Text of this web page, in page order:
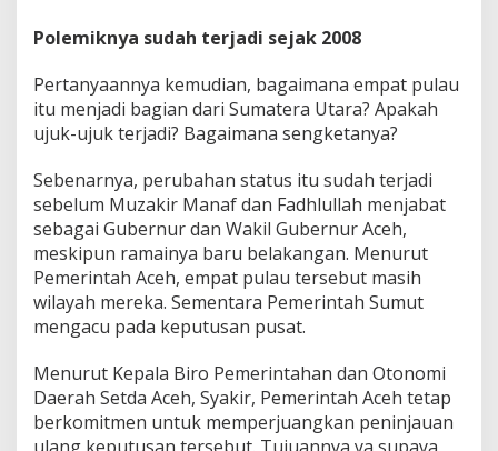
u
a
e
r
U
t
a
r
a
?
I
n
i
i
a
P
e
Polemiknya sudah terjadi sejak 2008
Pertanyaannya kemudian, bagaimana empat pulau
itu menjadi bagian dari Sumatera Utara? Apakah
ujuk-ujuk terjadi? Bagaimana sengketanya?
Sebenarnya, perubahan status itu sudah terjadi
sebelum Muzakir Manaf dan Fadhlullah menjabat
sebagai Gubernur dan Wakil Gubernur Aceh,
meskipun ramainya baru belakangan. Menurut
Pemerintah Aceh, empat pulau tersebut masih
wilayah mereka. Sementara Pemerintah Sumut
mengacu pada keputusan pusat.
Menurut Kepala Biro Pemerintahan dan Otonomi
Daerah Setda Aceh, Syakir, Pemerintah Aceh tetap
berkomitmen untuk memperjuangkan peninjauan